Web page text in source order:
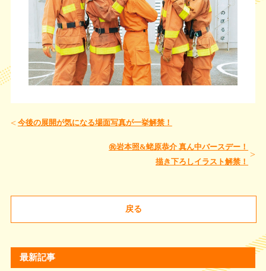
今後の展開が気になる場面写真が一挙解禁！
㊗岩本照&蛯原恭介 真ん中バースデー！
描き下ろしイラスト解禁！
戻る
最新記事